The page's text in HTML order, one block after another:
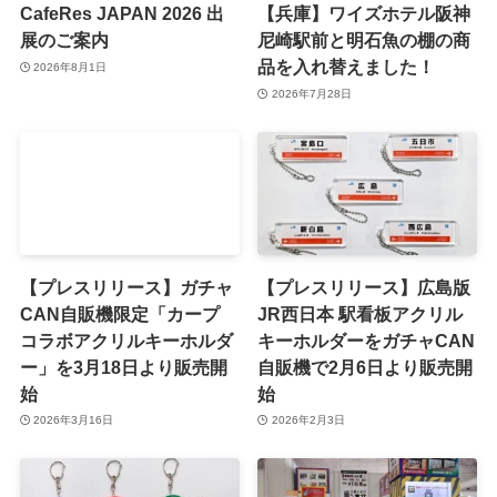
CafeRes JAPAN 2026 出
展のご案内
2026年8月1日
【兵庫】ワイズホテル阪神
尼崎駅前と明石魚の棚の商
品を入れ替えました！
2026年7月28日
【プレスリリース】ガチャ
CAN自販機限定「カープ
コラボアクリルキーホルダ
ー」を3月18日より販売開
始
2026年3月16日
【プレスリリース】広島版
JR西日本 駅看板アクリル
キーホルダーをガチャCAN
自販機で2月6日より販売開
始
2026年2月3日